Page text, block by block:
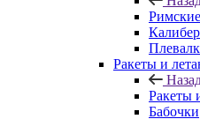
Ракеты и
Ракеты
Бабочки